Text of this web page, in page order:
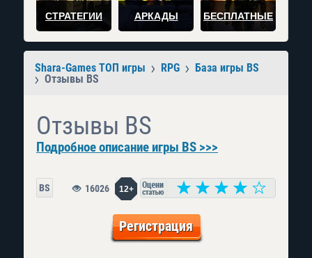
СТРАТЕГИИ АРКАДЫ БЕСПЛАТНЫЕ
Shara-Games ТОП игры RPG
База игры BS
Отзывы BS
Отзывы BS
Подробное описание игры BS >>>
BS 12+
16026
Регистрация